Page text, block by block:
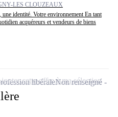
LES CLOUZEAUX
identité. Votre environnement En tant
acquéreurs et vendeurs de biens
libéraleNon renseigné
cette offre à ma sélection